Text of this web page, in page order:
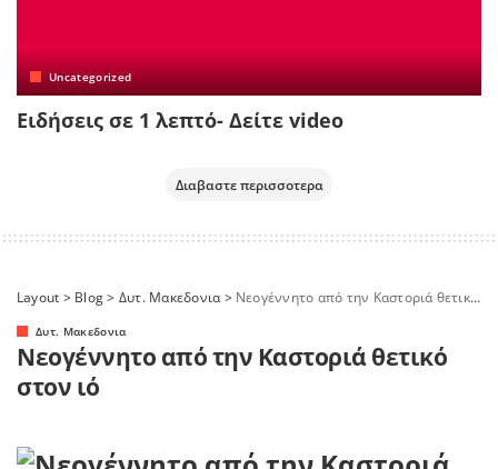
Uncategorized
Ειδήσεις σε 1 λεπτό- Δείτε video
Διαβαστε περισσοτερα
Layout > Blog> Δυτ. Μακεδονια> Νεογέννητο από την Καστοριά θετικό στον ιό
Δυτ. Μακεδονια
Νεογέννητο από την Καστοριά θετικό
στον ιό